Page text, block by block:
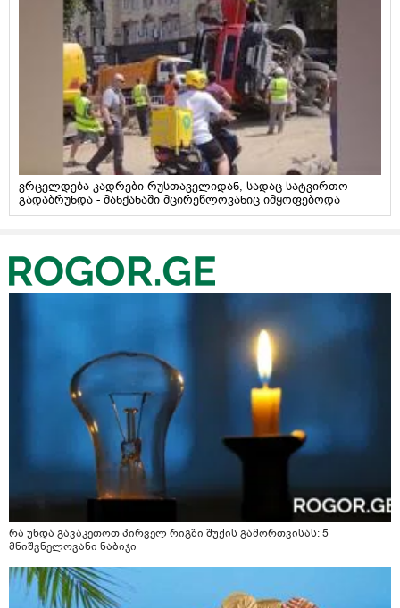
ვრცელდება კადრები რუსთაველიდან, სადაც სატვირთო
გადაბრუნდა - მანქანაში მცირეწლოვანიც იმყოფებოდა
რა უნდა გავაკეთოთ პირველ რიგში შუქის გამორთვისას: 5
მნიშვნელოვანი ნაბიჯი